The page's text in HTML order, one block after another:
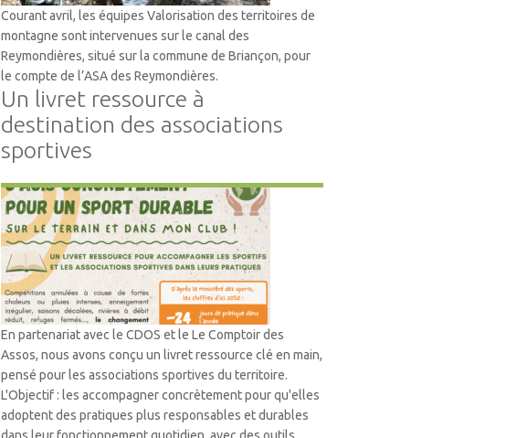
Courant avril, les équipes Valorisation des territoires de
montagne sont intervenues sur le canal des
Reymondières, situé sur la commune de Briançon, pour
le compte de l’ASA des Reymondières.
Un livret ressource à
destination des associations
sportives
Accompagnement
En partenariat avec le CDOS et le Le Comptoir des
Assos, nous avons conçu un livret ressource clé en main,
pensé pour les associations sportives du territoire.
L'Objectif : les accompagner concrètement pour qu'elles
adoptent des pratiques plus responsables et durables